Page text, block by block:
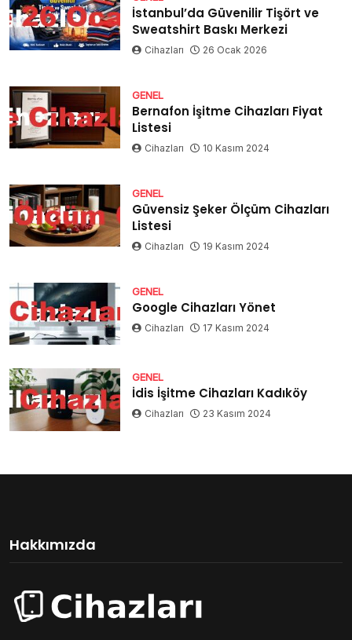
İstanbul’da Güvenilir Tişört ve
Sweatshirt Baskı Merkezi
Cihazları 26 Ocak 2026
GENEL
Bernafon İşitme Cihazları Fiyat
Listesi
Cihazları 10 Kasım 2024
GENEL
Güvensiz Şeker Ölçüm Cihazları
Listesi
Cihazları 19 Kasım 2024
GENEL
Google Cihazları Yönet
Cihazları 17 Kasım 2024
GENEL
İdis İşitme Cihazları Kadıköy
Cihazları 23 Kasım 2024
Hakkımızda